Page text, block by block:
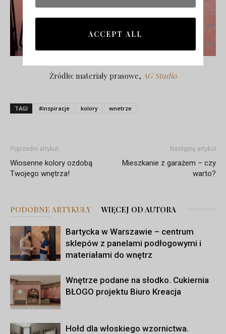
Źródło: materiały prasowe, AG Studio
TAGI #inspiracje kolory wnetrze
Poprzedni artykuł
Wiosenne kolory ozdobą
Twojego wnętrza!
Następny artykuł
Mieszkanie z garażem – czy
warto?
PODOBNE ARTYKUŁY WIĘCEJ OD AUTORA
Bartycka w Warszawie – centrum
sklepów z panelami podłogowymi i
materiałami do wnętrz
Wnętrze podane na słodko. Cukiernia
BŁOGO projektu Biuro Kreacja
Hołd dla włoskiego wzornictwa.
ACCEPT ALL